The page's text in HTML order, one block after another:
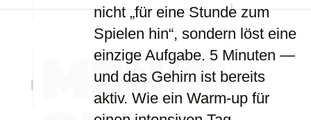
nicht „für eine Stunde zum
Spielen hin“, sondern löst eine
einzige Aufgabe. 5 Minuten —
und das Gehirn ist bereits
aktiv. Wie ein Warm-up für